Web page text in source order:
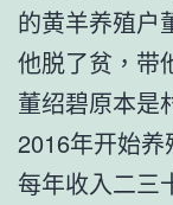
的黄羊养殖户
他脱了贫，带
董绍碧原本是
2016年开始养
每年收入二三